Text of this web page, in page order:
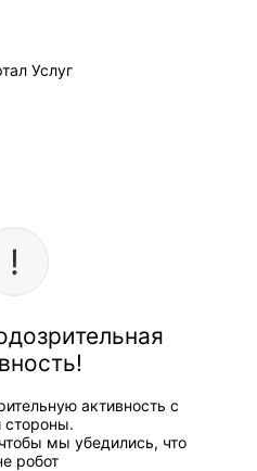
активность с
стороны.
мы убедились, что
робот